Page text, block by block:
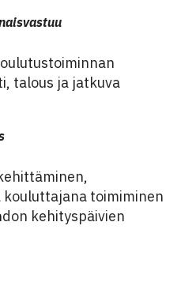
talous ja jatkuva
toimiminen
kehityspäivien